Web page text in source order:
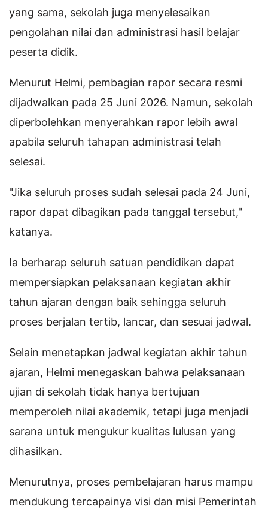
yang sama, sekolah juga menyelesaikan
pengolahan nilai dan administrasi hasil belajar
peserta didik.
Menurut Helmi, pembagian rapor secara resmi
dijadwalkan pada 25 Juni 2026. Namun, sekolah
diperbolehkan menyerahkan rapor lebih awal
apabila seluruh tahapan administrasi telah
selesai.
"Jika seluruh proses sudah selesai pada 24 Juni,
rapor dapat dibagikan pada tanggal tersebut,"
katanya.
Ia berharap seluruh satuan pendidikan dapat
mempersiapkan pelaksanaan kegiatan akhir
tahun ajaran dengan baik sehingga seluruh
proses berjalan tertib, lancar, dan sesuai jadwal.
Selain menetapkan jadwal kegiatan akhir tahun
ajaran, Helmi menegaskan bahwa pelaksanaan
ujian di sekolah tidak hanya bertujuan
memperoleh nilai akademik, tetapi juga menjadi
sarana untuk mengukur kualitas lulusan yang
dihasilkan.
Menurutnya, proses pembelajaran harus mampu
mendukung tercapainya visi dan misi Pemerintah